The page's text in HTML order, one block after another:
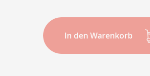
In den Warenkorb